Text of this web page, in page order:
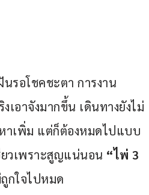
รอโชคชะตา การงาน
เอาจังมากขึ้น เดินทางยังไม่
หาเพิ่ม แต่ก็ต้องหมดไปแบบ
ยวเพราะสูญแน่นอน “ไพ่ 3
กใจไปหมด